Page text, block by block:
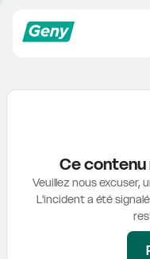
Ce
Veuillez nous excuser,
L'incident a été